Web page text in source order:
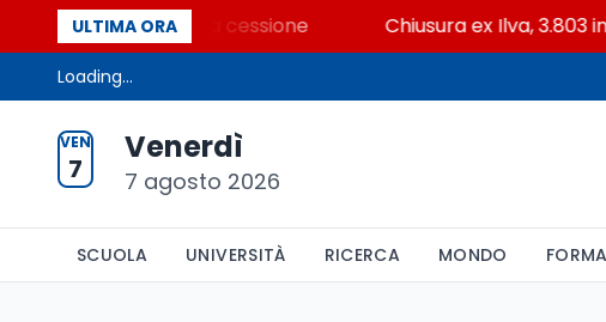
ULTIMA ORA
dei beni contro la cessione Chiusura ex Ilva, 3.803 in
Loading...
VEN
7
Venerdì
7 agosto 2026
SCUOLA UNIVERSITÀ RICERCA MONDO